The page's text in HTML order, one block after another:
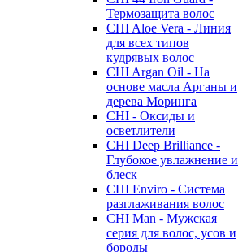
Термозащита волос
CHI Aloe Vera - Линия
для всех типов
кудрявых волос
CHI Argan Oil - На
основе масла Арганы и
дерева Моринга
CHI - Оксиды и
осветлители
CHI Deep Brilliance -
Глубокое увлажнение и
блеск
CHI Enviro - Система
разглаживания волос
CHI Man - Мужская
серия для волос, усов и
бороды